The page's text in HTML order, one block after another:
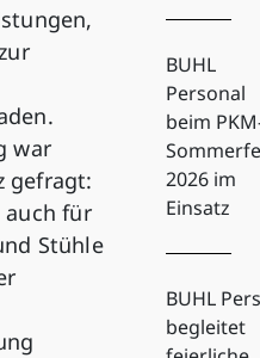
war
gefragt:
auch für
Stühle
BUHL
Personal
beim
2026 im
Einsatz
BUHL
begleitet